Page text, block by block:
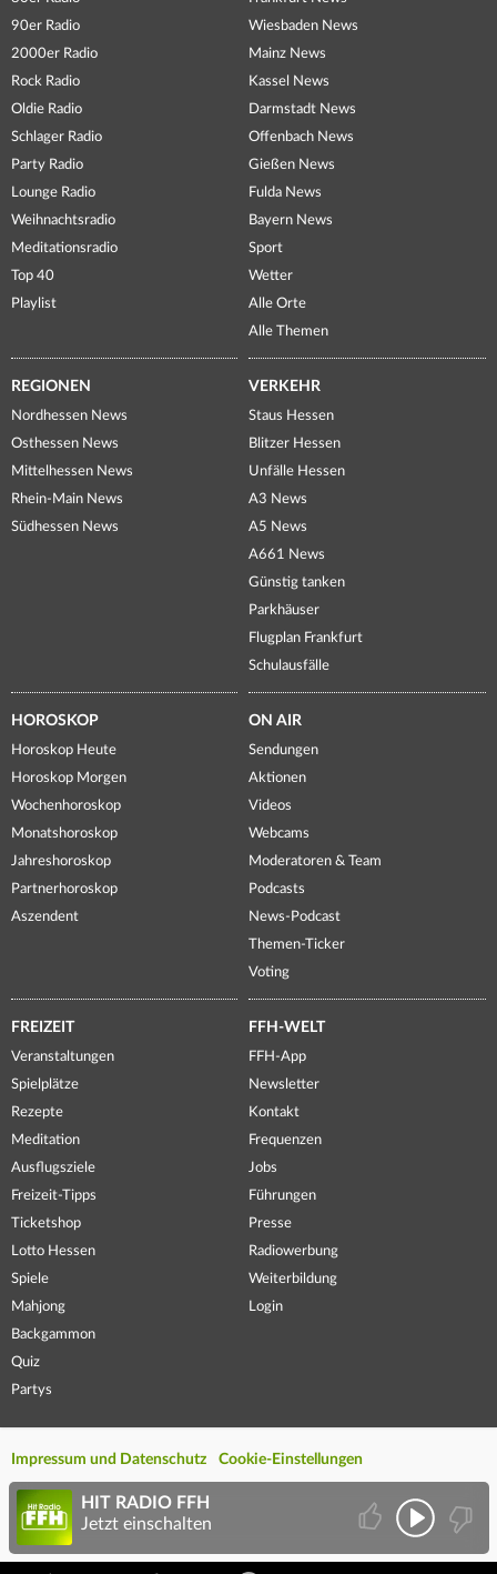
90er Radio
2000er Radio
Rock Radio
Oldie Radio
Schlager Radio
Party Radio
Lounge Radio
Weihnachtsradio
Meditationsradio
Top 40
Playlist
Wiesbaden News
Mainz News
Kassel News
Darmstadt News
Offenbach News
Gießen News
Fulda News
Bayern News
Sport
Wetter
Alle Orte
Alle Themen
REGIONEN
Nordhessen News
Osthessen News
Mittelhessen News
Rhein-Main News
Südhessen News
VERKEHR
Staus Hessen
Blitzer Hessen
Unfälle Hessen
A3 News
A5 News
A661 News
Günstig tanken
Parkhäuser
Flugplan Frankfurt
Schulausfälle
HOROSKOP
Horoskop Heute
Horoskop Morgen
Wochenhoroskop
Monatshoroskop
Jahreshoroskop
Partnerhoroskop
Aszendent
ON AIR
Sendungen
Aktionen
Videos
Webcams
Moderatoren & Team
Podcasts
News-Podcast
Themen-Ticker
Voting
FREIZEIT
Veranstaltungen
Spielplätze
Rezepte
Meditation
Ausflugsziele
Freizeit-Tipps
Ticketshop
Lotto Hessen
Spiele
Mahjong
Backgammon
Quiz
Partys
FFH-WELT
FFH-App
Newsletter
Kontakt
Frequenzen
Jobs
Führungen
Presse
Radiowerbung
Weiterbildung
Login
Impressum und Datenschutz Cookie-Einstellungen
HIT RADIO FFH
Jetzt einschalten